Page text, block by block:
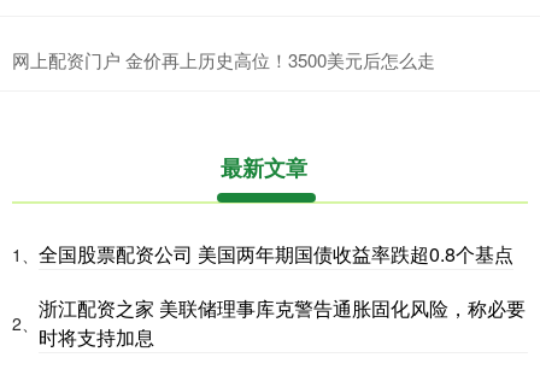
网上配资门户 金价再上历史高位！3500美元后怎么走
最新文章
1、 全国股票配资公司 美国两年期国债收益率跌超0.8个基点
2、
浙江配资之家 美联储理事库克警告通胀固化风险，称必要
时将支持加息